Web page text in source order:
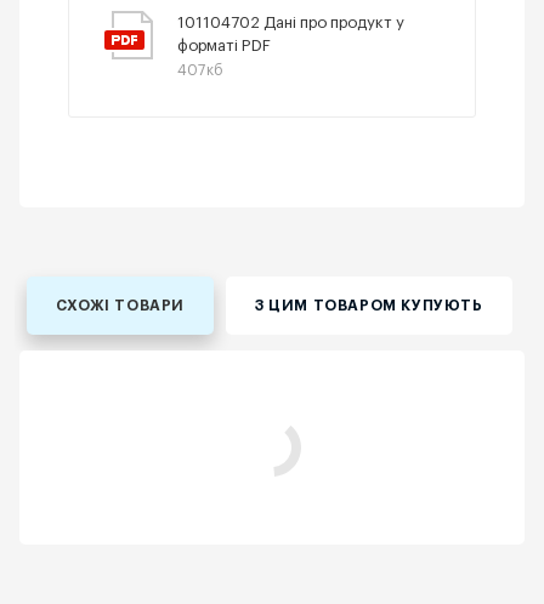
101104702 Дані про продукт у
форматі PDF
407кб
СХОЖІ ТОВАРИ З ЦИМ ТОВАРОМ КУПУЮТЬ